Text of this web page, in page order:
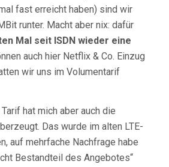
fast erreicht haben) sind wir
runter. Macht aber nix: dafür
Mal seit ISDN wieder eine
auch hier Netflix & Co. Einzug
wir uns im Volumentarif
hat mich aber auch die
Das wurde im alten LTE-
auf mehrfache Nachfrage habe
Bestandteil des Angebotes“